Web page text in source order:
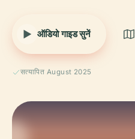
ऑडियो गाइड सुनें
सत्यापित August 2025